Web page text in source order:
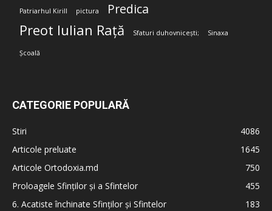
Patriarhul Kirill pictura Predica
Preot Iulian Rață Sfaturi duhovnicești; Sinaxa
Școală
CATEGORIE POPULARĂ
Stiri
4086
Articole preluate
1645
Articole Ortodoxia.md
750
Proloagele Sfinților și a Sfintelor
455
6. Acatiste închinate Sfinților și Sfintelor
183